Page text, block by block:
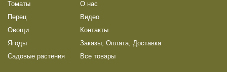
Томаты
Перец
Овощи
Ягоды
Садовые растения
О нас
Видео
Контакты
Заказы, Оплата, Доставка
Все товары